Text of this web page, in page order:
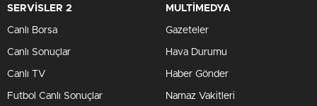
SERVİSLER 2
Canlı Borsa
Canlı Sonuçlar
Canlı TV
Futbol Canlı Sonuçlar
MULTİMEDYA
Gazeteler
Hava Durumu
Haber Gönder
Namaz Vakitleri